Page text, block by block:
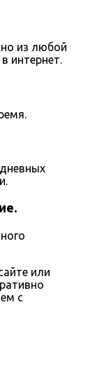
из любой
интернет.
или
с